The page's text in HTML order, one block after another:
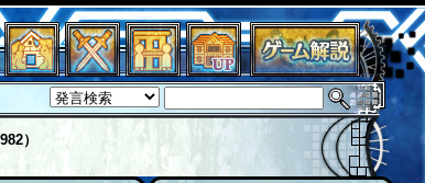
）